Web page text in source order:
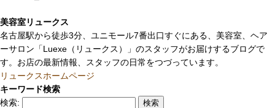
美容室リュークス
名古屋駅から徒歩3分、ユニモール7番出口すぐにある、美容室、ヘア
ーサロン「Luexe（リュークス）」のスタッフがお届けするブログで
す。お店の最新情報、スタッフの日常をつづっています。
リュークスホームページ
キーワード検索
検索: